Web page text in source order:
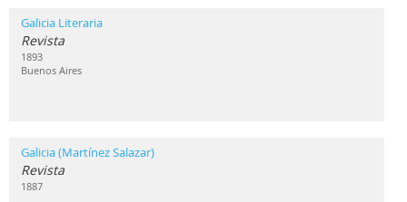
Galicia Literaria
Revista
1893
Buenos Aires
Galicia (Martínez Salazar)
Revista
1887